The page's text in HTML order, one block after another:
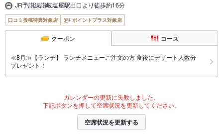
JR予讃線讃岐塩屋駅出口より徒歩約16分
口コミ投稿特典対象店 ポイントプラス対象店
クーポン コース
≪8月≫【ランチ】 ランチメニューご注文の方 食後にデザート人数分
プレゼント！
カレンダーの更新に失敗しました。
下記ボタンを押して空席状況を更新してください。
空席状況を更新する